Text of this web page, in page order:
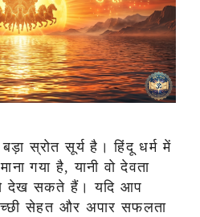
स्रोत सूर्य है। हिंदू धर्म में
गया है, यानी वो देवता
देख सकते हैं। यदि आप
सेहत और अपार सफलता